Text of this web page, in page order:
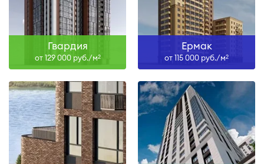
Гвардия
от 129 000 руб./м2
Ермак
от 115 000 руб./м2